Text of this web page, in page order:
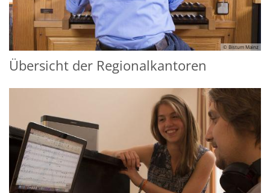
© Bistum Mainz
Übersicht der Regionalkantoren